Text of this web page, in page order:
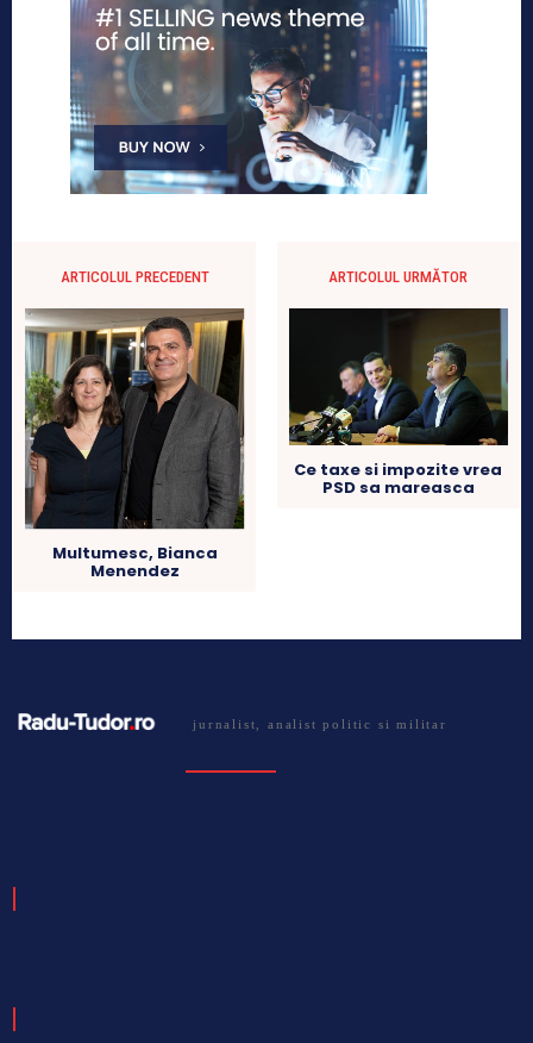
ARTICOLUL PRECEDENT
Multumesc, Bianca
Menendez
ARTICOLUL URMĂTOR
Ce taxe si impozite vrea
PSD sa mareasca
jurnalist, analist politic si militar